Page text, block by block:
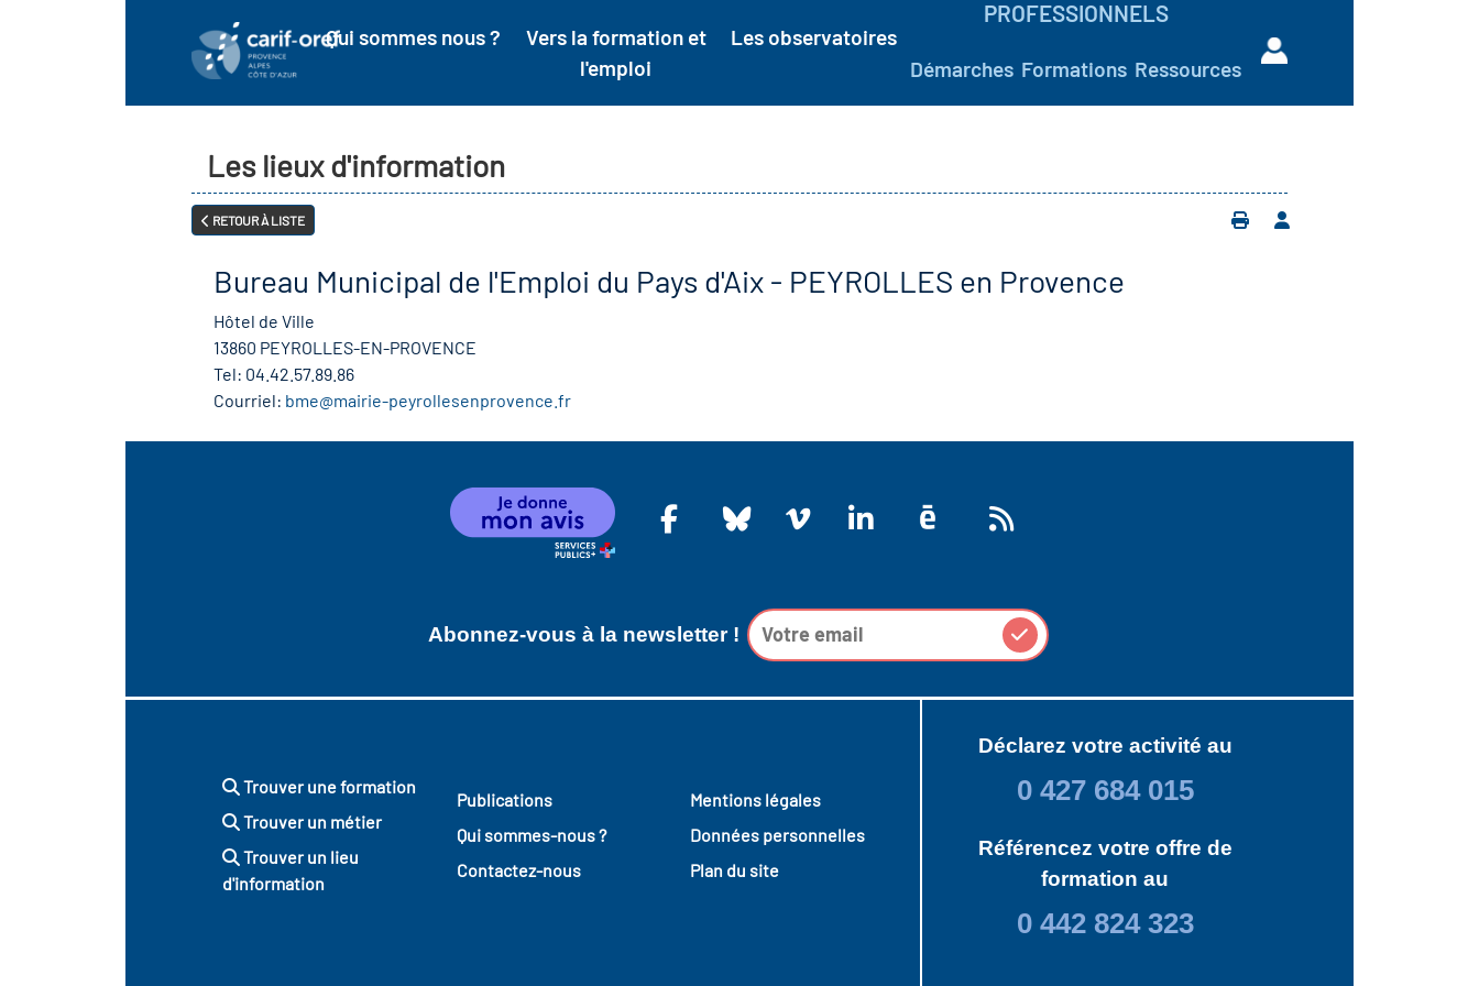
Qui sommes nous ?
Vers la formation et
l'emploi
Les observatoires
PROFESSIONNELS
Démarches Formations Ressources
Les lieux d'information
RETOUR À LISTE
Bureau Municipal de l'Emploi du Pays d'Aix - PEYROLLES en Provence
Hôtel de Ville
13860 PEYROLLES-EN-PROVENCE
Tel: 04.42.57.89.86
Courriel: bme@mairie-peyrollesenprovence.fr
Abonnez-vous à la newsletter !
Trouver une formation
Trouver un métier
Trouver un lieu
d'information
Publications
Qui sommes-nous ?
Contactez-nous
Mentions légales
Données personnelles
Plan du site
Déclarez votre activité au
0 427 684 015
Référencez votre offre de
formation au
0 442 824 323